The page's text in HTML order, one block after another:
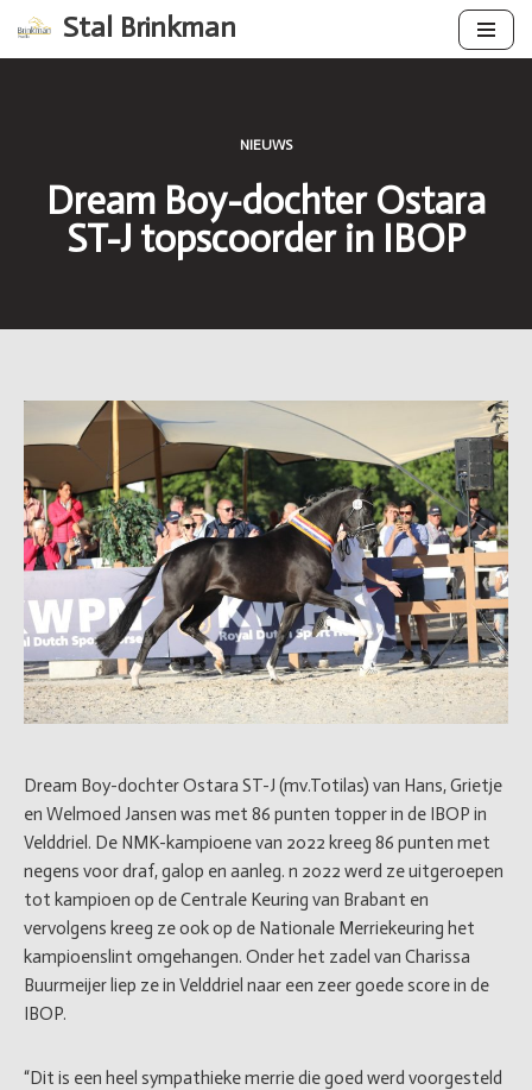
Ga
Stal Brinkman
NIEUWS
Dream Boy-dochter Ostara
ST-J topscoorder in IBOP
Dream Boy-dochter Ostara ST-J (mv.Totilas) van Hans, Grietje
en Welmoed Jansen was met 86 punten topper in de IBOP in
Velddriel. De NMK-kampioene van 2022 kreeg 86 punten met
negens voor draf, galop en aanleg. n 2022 werd ze uitgeroepen
tot kampioen op de Centrale Keuring van Brabant en
vervolgens kreeg ze ook op de Nationale Merriekeuring het
kampioenslint omgehangen. Onder het zadel van Charissa
Buurmeijer liep ze in Velddriel naar een zeer goede score in de
IBOP.
“Dit is een heel sympathieke merrie die goed werd voorgesteld